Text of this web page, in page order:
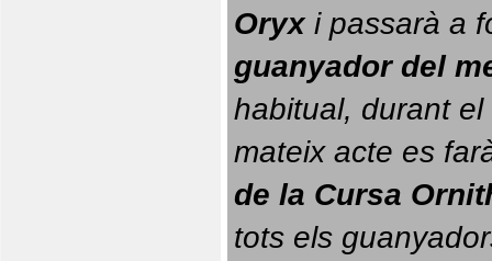
Oryx i passarà a
guanyador del
habitual, durant el
mateix acte es
de la Cursa
tots els